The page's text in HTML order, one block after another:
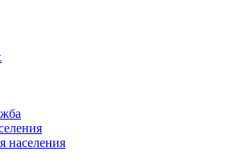
населения